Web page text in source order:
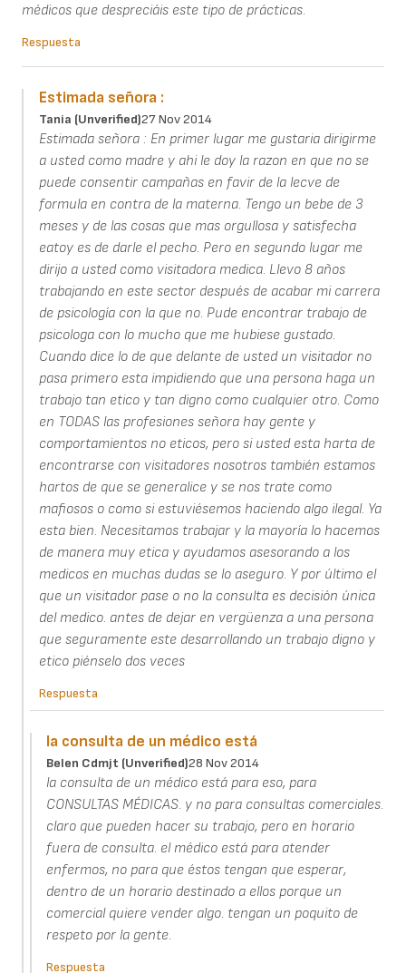
médicos que despreciáis este tipo de prácticas.
Respuesta
Estimada señora :
Tania (unverified)27 Nov 2014
Estimada señora : En primer lugar me gustaria dirigirme
a usted como madre y ahi le doy la razon en que no se
puede consentir campañas en favir de la lecve de
formula en contra de la materna. Tengo un bebe de 3
meses y de las cosas que mas orgullosa y satisfecha
eatoy es de darle el pecho. Pero en segundo lugar me
dirijo a usted como visitadora medica. Llevo 8 años
trabajando en este sector después de acabar mi carrera
de psicología con la que no. Pude encontrar trabajo de
psicologa con lo mucho que me hubiese gustado.
Cuando dice lo de que delante de usted un visitador no
pasa primero esta impidiendo que una persona haga un
trabajo tan etico y tan digno como cualquier otro. Como
en TODAS las profesiones señora hay gente y
comportamientos no eticos, pero si usted esta harta de
encontrarse con visitadores nosotros también estamos
hartos de que se generalice y se nos trate como
mafiosos o como si estuviésemos haciendo algo ilegal. Ya
esta bien. Necesitamos trabajar y la mayoría lo hacemos
de manera muy etica y ayudamos asesorando a los
medicos en muchas dudas se lo aseguro. Y por último el
que un visitador pase o no la consulta es decisión única
del medico. antes de dejar en vergüenza a una persona
que seguramente este desarrollando un trabajo digno y
etico piénselo dos veces
Respuesta
la consulta de un médico está
Belen Cdmjt (unverified)28 Nov 2014
la consulta de un médico está para eso, para
CONSULTAS MÉDICAS. y no para consultas comerciales.
claro que pueden hacer su trabajo, pero en horario
fuera de consulta. el médico está para atender
enfermos, no para que éstos tengan que esperar,
dentro de un horario destinado a ellos porque un
comercial quiere vender algo. tengan un poquito de
respeto por la gente.
Respuesta